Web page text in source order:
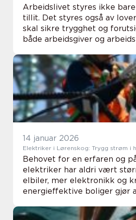
Arbeidslivet styres ikke
tillit. Det styres også av
skal sikre trygghet og
både arbeidsgiver og
og at grensene mellom lov,
14 januar 2026
Elektriker i Lørenskog: Trygg strøm i
Behovet for en erfaren og
elektriker har aldri vært
elbiler, mer elektronikk og
energieffektive boliger gjør
I Lørenskog og om...